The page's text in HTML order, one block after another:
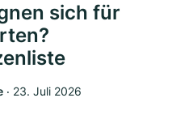
sich für
‧ 23. Juli 2026